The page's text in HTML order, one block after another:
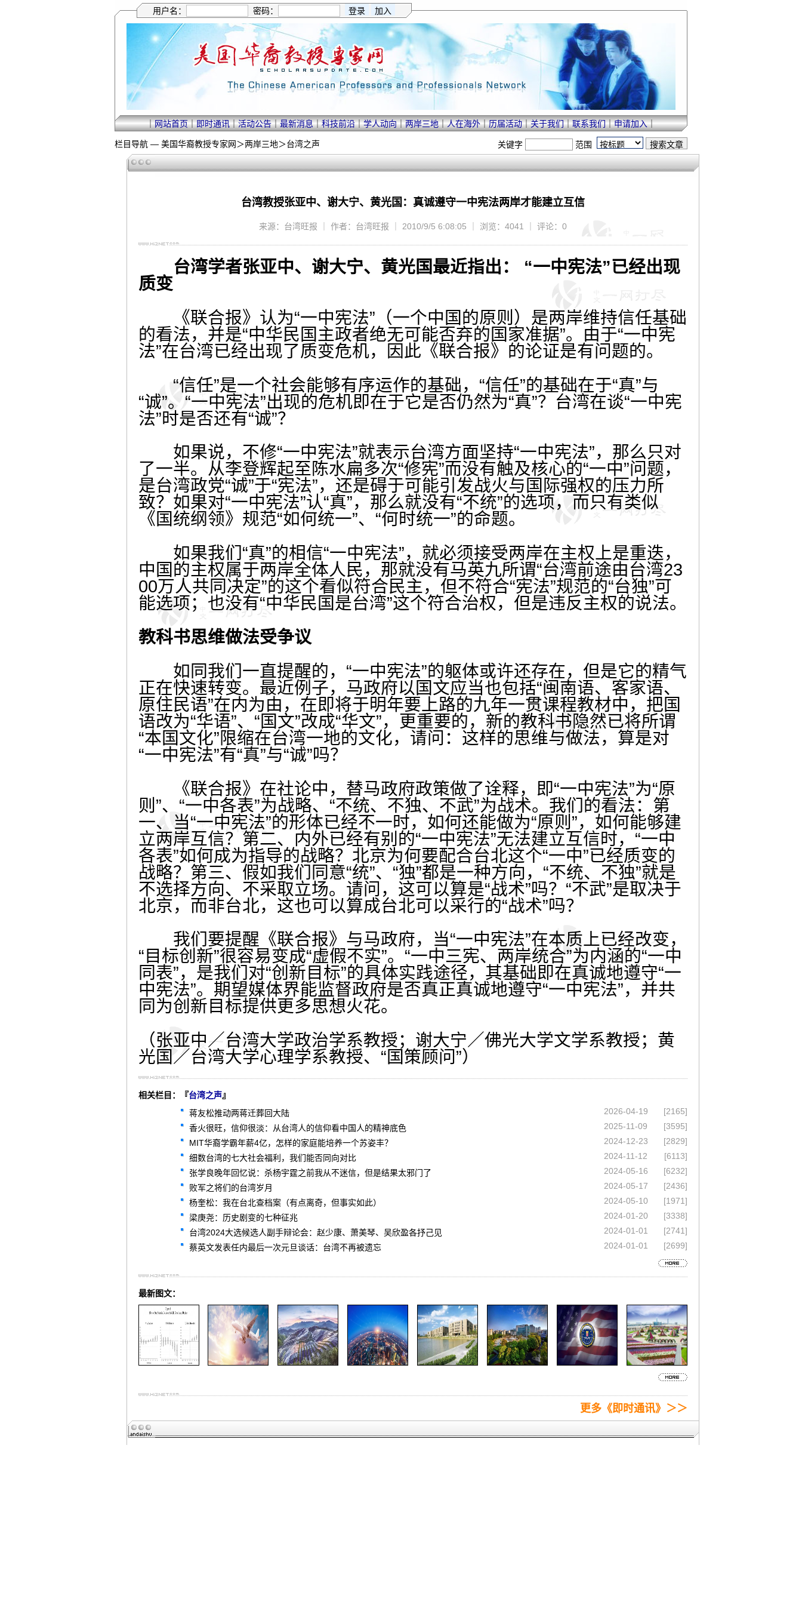
用户名： 密码：
｜网站首页｜即时通讯｜活动公告｜最新消息｜科技前沿｜学人动向｜两岸三地｜人在海外｜历届活动｜关于我们｜联系我们｜申请加入｜
栏目导航 — 美国华裔教授专家网＞两岸三地＞台湾之声 关键字 范围
台湾教授张亚中、谢大宁、黄光国：真诚遵守一中宪法两岸才能建立互信
来源：台湾旺报 ｜ 作者：台湾旺报 ｜ 2010/9/5 6:08:05 ｜ 浏览：4041 ｜ 评论：0
台湾学者张亚中、谢大宁、黄光国最近指出： “一中宪法”已经出现
质变
《联合报》认为“一中宪法”（一个中国的原则）是两岸维持信任基础
的看法，并是“中华民国主政者绝无可能否弃的国家准据”。由于“一中宪
法”在台湾已经出现了质变危机，因此《联合报》的论证是有问题的。
“信任”是一个社会能够有序运作的基础，“信任”的基础在于“真”与
“诚”。“一中宪法”出现的危机即在于它是否仍然为“真”？台湾在谈“一中宪
法”时是否还有“诚”？
如果说，不修“一中宪法”就表示台湾方面坚持“一中宪法”，那么只对
了一半。从李登辉起至陈水扁多次“修宪”而没有触及核心的“一中”问题，
是台湾政党“诚”于“宪法”，还是碍于可能引发战火与国际强权的压力所
致？如果对“一中宪法”认“真”，那么就没有“不统”的选项，而只有类似
《国统纲领》规范“如何统一”、“何时统一”的命题。
如果我们“真”的相信“一中宪法”，就必须接受两岸在主权上是重迭，
中国的主权属于两岸全体人民，那就没有马英九所谓“台湾前途由台湾23
00万人共同决定”的这个看似符合民主，但不符合“宪法”规范的“台独”可
能选项；也没有“中华民国是台湾”这个符合治权，但是违反主权的说法。
教科书思维做法受争议
如同我们一直提醒的，“一中宪法”的躯体或许还存在，但是它的精气
正在快速转变。最近例子，马政府以国文应当也包括“闽南语、客家语、
原住民语”在内为由，在即将于明年要上路的九年一贯课程教材中，把国
语改为“华语”、“国文”改成“华文”，更重要的，新的教科书隐然已将所谓
“本国文化”限缩在台湾一地的文化，请问：这样的思维与做法，算是对
“一中宪法”有“真”与“诚”吗？
《联合报》在社论中，替马政府政策做了诠释，即“一中宪法”为“原
则”、“一中各表”为战略、“不统、不独、不武”为战术。我们的看法：第
一、当“一中宪法”的形体已经不一时，如何还能做为“原则”，如何能够建
立两岸互信？第二、内外已经有别的“一中宪法”无法建立互信时，“一中
各表”如何成为指导的战略？北京为何要配合台北这个“一中”已经质变的
战略？第三、假如我们同意“统”、“独”都是一种方向，“不统、不独”就是
不选择方向、不采取立场。请问，这可以算是“战术”吗？“不武”是取决于
北京，而非台北，这也可以算成台北可以采行的“战术”吗？
我们要提醒《联合报》与马政府，当“一中宪法”在本质上已经改变，
“目标创新”很容易变成“虚假不实”。“一中三宪、两岸统合”为内涵的“一中
同表”，是我们对“创新目标”的具体实践途径，其基础即在真诚地遵守“一
中宪法”。期望媒体界能监督政府是否真正真诚地遵守“一中宪法”，并共
同为创新目标提供更多思想火花。
（张亚中／台湾大学政治学系教授；谢大宁／佛光大学文学系教授；黄
光国／台湾大学心理学系教授、“国策顾问”）
相关栏目：『台湾之声』
蒋友松推动两蒋迁葬回大陆
2026-04-19
[2165]
香火很旺，信仰很淡：从台湾人的信仰看中国人的精神底色
2025-11-09
[3595]
MIT华裔学霸年薪4亿，怎样的家庭能培养一个苏姿丰？
2024-12-23
[2829]
细数台湾的七大社会福利，我们能否同向对比
2024-11-12
[6113]
张学良晚年回忆说：杀杨宇霆之前我从不迷信，但是结果太邪门了
2024-05-16
[6232]
败军之将们的台湾岁月
2024-05-17
[2436]
杨奎松：我在台北查档案（有点离奇，但事实如此）
2024-05-10
[1971]
梁庚尧：历史剧变的七种征兆
2024-01-20
[3338]
台湾2024大选候选人副手辩论会：赵少康、萧美琴、吴欣盈各抒己见
2024-01-01
[2741]
蔡英文发表任内最后一次元旦谈话：台湾不再被遗忘
2024-01-01 [2699]
最新图文：
更多《即时通讯》＞＞